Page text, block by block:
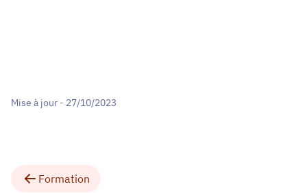
Mise à jour - 27/10/2023
Formation